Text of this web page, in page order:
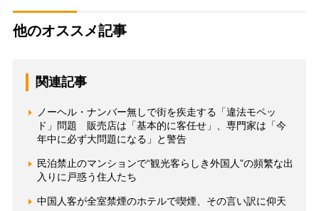
他のオススメ記事
関連記事
ノーヘル・ナンバー無しで街を疾走する「違法モペッ
ド」問題 販売店は「基本的に客任せ」、専門家は「今
年中に必ず大問題になる」と警告
民泊禁止のマンションで“観光客らしき外国人”の頻繁な出
入りに戸惑う住人たち
中国人客が全室禁煙のホテルで喫煙、その言い訳に仰天